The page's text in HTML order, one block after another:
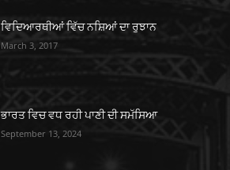
ਵਿਦਿਆਰਥੀਆਂ ਵਿੱਚ ਨਸ਼ਿਆਂ ਦਾ ਰੁਝਾਨ
March 3, 2017
ਭਾਰਤ ਵਿਚ ਵਧ ਰਹੀ ਪਾਣੀ ਦੀ ਸਮੱਸਿਆ
September 13, 2024